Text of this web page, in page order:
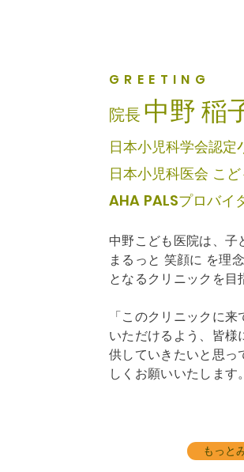
GREETING
院長中野 稲
日本小児科学会認定
日本小児科医会 こ
​AHA PALSプロバイ
中野こども医院は、子
まるっと 笑顔に を理
となるクリニックを目
「このクリニックに
いただけるよう、皆様
供していきたいと思っ
しくお願いいたします
もっと